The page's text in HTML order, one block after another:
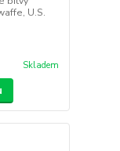
U.S.
Skladem